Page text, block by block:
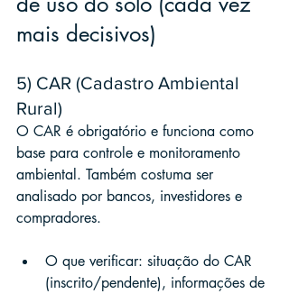
mais decisivos)
5) CAR (Cadastro Ambiental
Rural)
O CAR é obrigatório e funciona como
base para controle e monitoramento
ambiental. Também costuma ser
analisado por bancos, investidores e
compradores.
O que verificar: situação do CAR
(inscrito/pendente), informações de